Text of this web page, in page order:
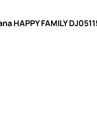
HAPPY FAMILY